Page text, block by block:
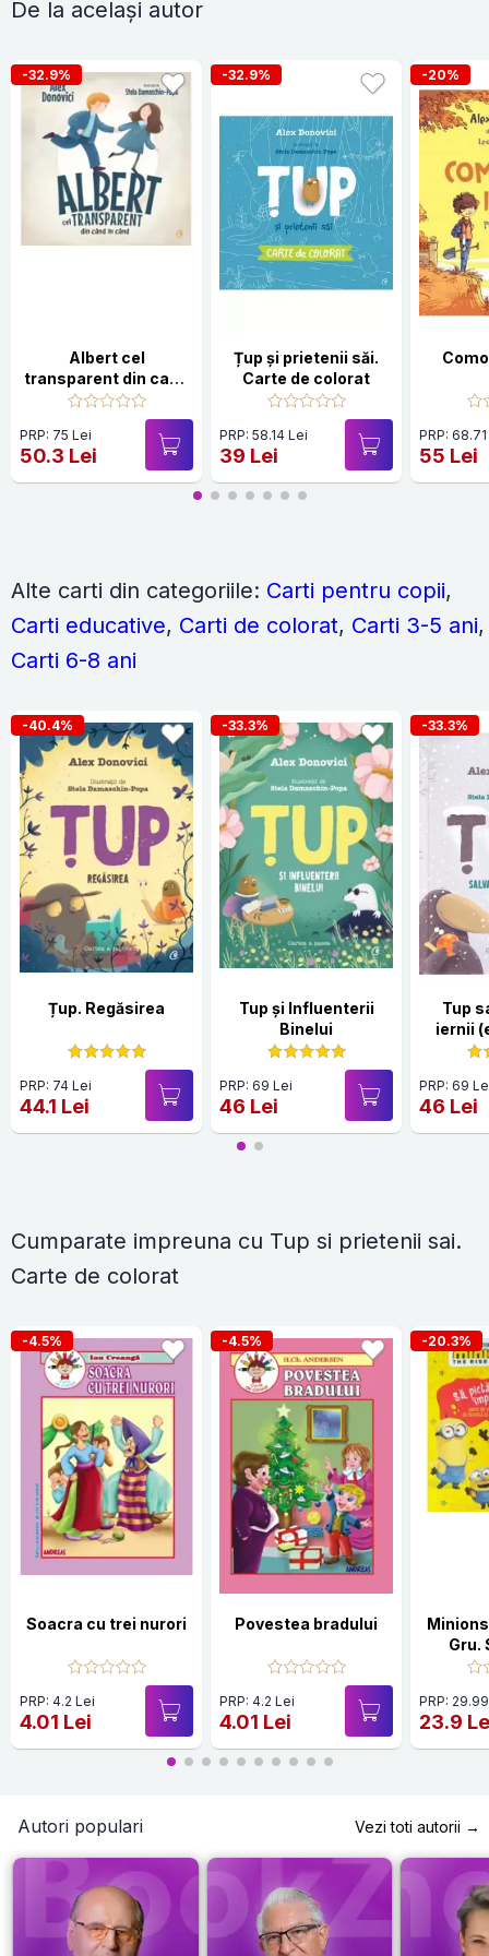
De la același autor
-32.9%
Albert cel
transparent din cand
in cand
PRP: 75 Lei
50.3 Lei
-32.9%
Țup și prietenii săi.
Carte de colorat
PRP: 58.14 Lei
39 Lei
-20%
PRP:
55 Lei
Alte carti din categoriile: Carti pentru copii,
Carti educative, Carti de colorat, Carti 3-5 ani,
Carti 6-8 ani
-40.4%
Țup. Regăsirea
PRP: 74 Lei
44.1 Lei
-33.3%
Tup și Influenterii
Binelui
PRP: 69 Lei
46 Lei
-33.3%
Tup
iernii
PRP: 69
46 Lei
Cumparate impreuna cu Tup si prietenii sai.
Carte de colorat
-4.5%
Soacra cu trei nurori
PRP: 4.2 Lei
4.01 Lei
-4.5%
Povestea bradului
PRP: 4.2 Lei
4.01 Lei
-20.3%
Gru.
PRP:
23.9
Autori populari Vezi toti autorii →